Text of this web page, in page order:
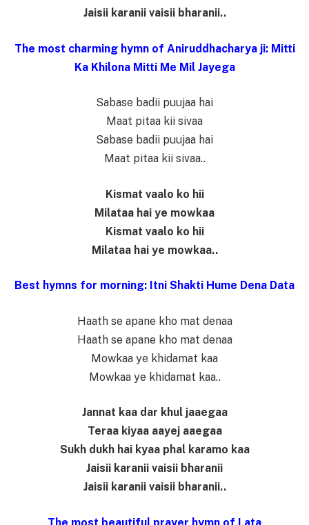
Jaisii karanii vaisii bharanii..
The most charming hymn of Aniruddhacharya ji: Mitti
Ka Khilona Mitti Me Mil Jayega
Sabase badii puujaa hai
Maat pitaa kii sivaa
Sabase badii puujaa hai
Maat pitaa kii sivaa..
Kismat vaalo ko hii
Milataa hai ye mowkaa
Kismat vaalo ko hii
Milataa hai ye mowkaa..
Best hymns for morning: Itni Shakti Hume Dena Data
Haath se apane kho mat denaa
Haath se apane kho mat denaa
Mowkaa ye khidamat kaa
Mowkaa ye khidamat kaa..
Jannat kaa dar khul jaaegaa
Teraa kiyaa aayej aaegaa
Sukh dukh hai kyaa phal karamo kaa
Jaisii karanii vaisii bharanii
Jaisii karanii vaisii bharanii..